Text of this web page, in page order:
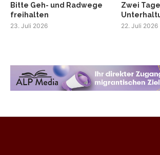
Bitte Geh- und Radwege
freihalten
23. Juli 2026
Zwei
22. Juli 2026